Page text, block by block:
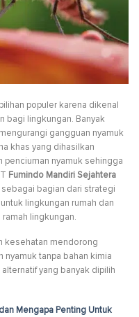
populer karena dikenal
bagi lingkungan. Banyak
gangguan nyamuk
khas yang dihasilkan
nyamuk sehingga
Fumindo Mandiri Sejahtera
bagian dari strategi
lingkungan rumah dan
lingkungan.
kesehatan mendorong
tanpa bahan kimia
yang banyak dipilih
Mengapa Penting Untuk